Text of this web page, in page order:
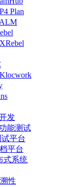
Plan
发
能测试
平台
平台
式系统
性